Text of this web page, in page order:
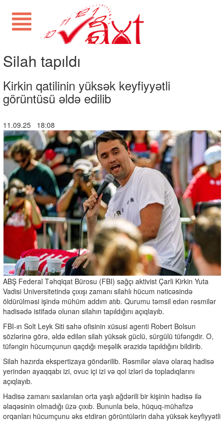
Silah tapıldı
Kirkin qatilinin yüksək keyfiyyətli
görüntüsü əldə edilib
11.09.25 18:08
ABŞ Federal Təhqiqat Bürosu (FBI) sağçı aktivist Çarli Kirkin Yuta
Vadisi Universitetində çıxışı zamanı silahlı hücum nəticəsində
öldürülməsi işində mühüm addım atıb. Qurumu təmsil edən rəsmilər
hadisədə istifadə olunan silahın tapıldığını açıqlayıb.
FBI-ın Solt Leyk Siti sahə ofisinin xüsusi agenti Robert Bolsun
sözlərinə görə, əldə edilən silah yüksək güclü, sürgülü tüfəngdir. O,
tüfəngin hücumçunun qaçdığı meşəlik ərazidə tapıldığını bildirib.
Silah hazırda ekspertizaya göndərilib. Rəsmilər əlavə olaraq hadisə
yerindən ayaqqabı izi, ovuc içi izi və qol izləri də topladıqlarını
açıqlayıb.
Hadisə zamanı saxlanılan orta yaşlı ağdərili bir kişinin hadisə ilə
əlaqəsinin olmadığı üzə çıxıb. Bununla belə, hüquq-mühafizə
orqanları hücumçunu əks etdirən görüntülərin daha yüksək keyfiyyətli